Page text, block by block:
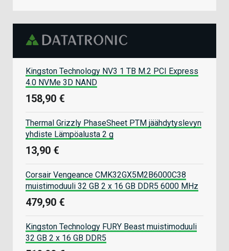
Kingston Technology NV3 1 TB M.2 PCI Express
4.0 NVMe 3D NAND
158,90 €
Thermal Grizzly PhaseSheet PTM jäähdytyslevyn
yhdiste Lämpöalusta 2 g
13,90 €
Corsair Vengeance CMK32GX5M2B6000C38
muistimoduuli 32 GB 2 x 16 GB DDR5 6000 MHz
479,90 €
Kingston Technology FURY Beast muistimoduuli
32 GB 2 x 16 GB DDR5